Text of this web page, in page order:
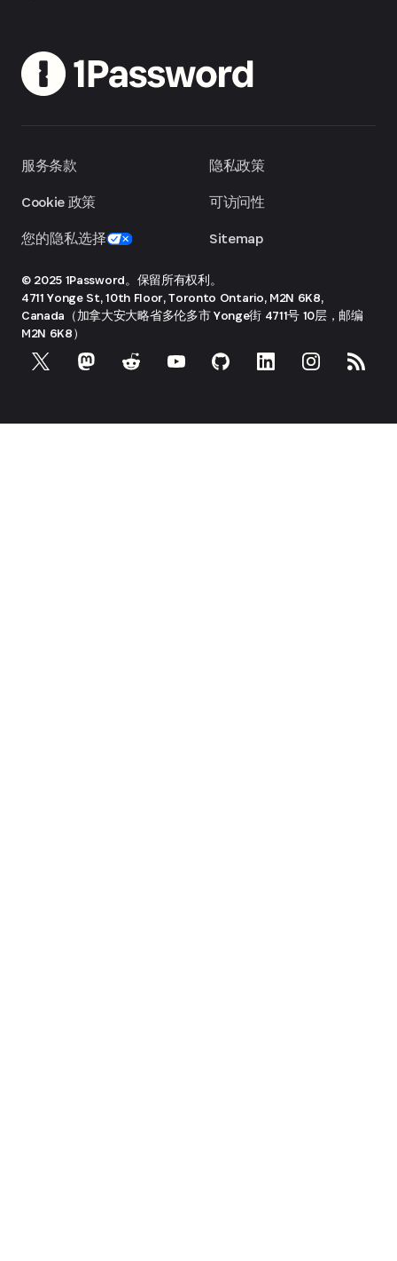
服务条款
Cookie 政策
您的隐私选择
隐私政策
可访问性
Sitemap
© 2025 1Password。保留所有权利。
4711 Yonge St, 10th Floor, Toronto Ontario, M2N 6K8,
Canada（加拿大安大略省多伦多市 Yonge街 4711号 10层，邮编
M2N 6K8）